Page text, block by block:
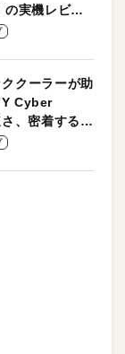
実機レビュ
クーラーが助
Cyber
、密着する冷
性がグッド！